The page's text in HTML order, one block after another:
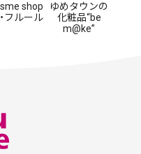
shop
フルール
ゆめタウンの
化粧品“be
m@ke”